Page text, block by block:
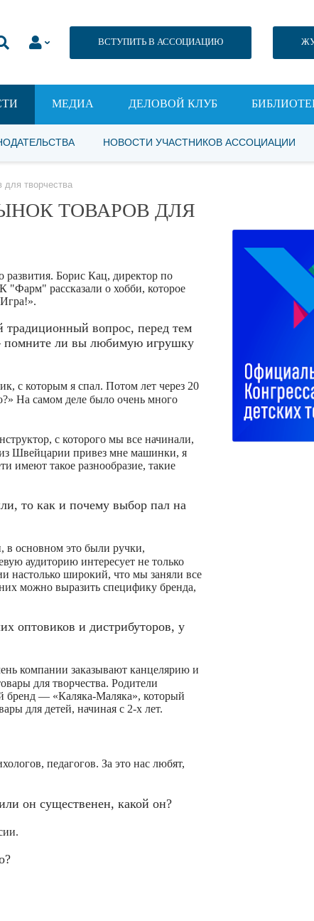
ВСТУПИТЬ В АССОЦИАЦИЮ
МЕДИА ДЕЛОВОЙ КЛУБ
НОВОСТИ УЧАСТНИКОВ АССОЦИАЦИИ
для творчества
ТОВАРОВ ДЛЯ
развития. Борис Кац, директор по
"Фарм" рассказали о хобби, которое
вопрос, перед тем
помните ли вы любимую игрушку
с которым я спал. Потом лет через 20
На самом деле было очень много
с которого мы все начинали,
Швейцарии привез мне машинки, я
имеют такое разнообразие, такие
то как и почему выбор пал на
в основном это были ручки,
аудиторию интересует не только
настолько широкий, что мы заняли все
можно выразить специфику бренда,
оптовиков и дистрибуторов, у
компании заказывают канцелярию и
для творчества. Родители
бренд — «Каляка-Маляка», который
для детей, начиная с 2-х лет.
педагогов. За это нас любят,
он существенен, какой он?